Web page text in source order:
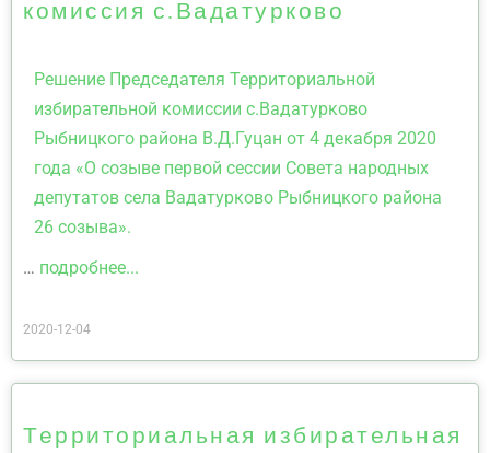
комиссия с.Вадатурково
Решение Председателя Территориальной
избирательной комиссии с.Вадатурково
Рыбницкого района В.Д.Гуцан от 4 декабря 2020
года «О созыве первой сессии Совета народных
депутатов села Вадатурково Рыбницкого района
26 созыва».
… подробнее...
2020-12-04
Территориальная избирательная